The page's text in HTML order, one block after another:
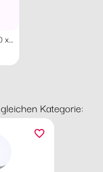
x...
Kategorie:
favorite_border